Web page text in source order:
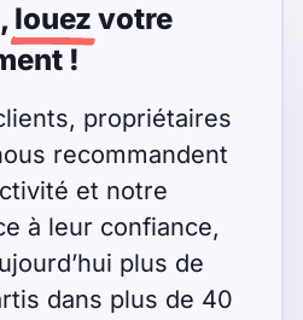
louez votre
!
propriétaires
recommandent
et notre
à leur confiance,
plus de
dans plus de 40